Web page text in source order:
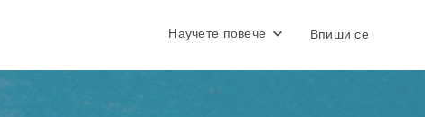
Научете повече Впиши се